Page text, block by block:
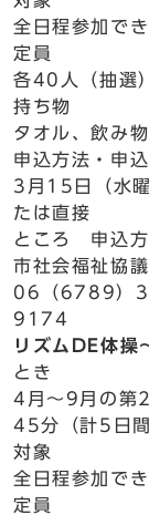
全日程参加で
定員
各40人（抽選）
持ち物
タオル、飲み物
申込方法・申
3月15日（水
たは直接
ところ 申込
市社会福祉協
06（6789）
9174
リズムDE体操
とき
4月～9月の第
45分（計5日
対象
全日程参加で
定員